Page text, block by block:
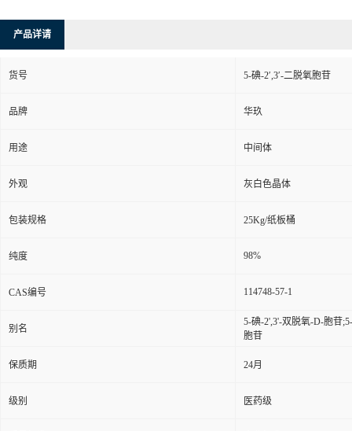
产品详请
货号 5-碘-2′,3′-二脱氧胞苷
品牌 华玖
用途 中间体
外观 灰白色晶体
包装规格 25Kg/纸板桶
纯度 98%
CAS编号 114748-57-1
别名
5-碘-2',3'-双脱氧-D-胞苷
胞苷
保质期 24月
级别 医药级